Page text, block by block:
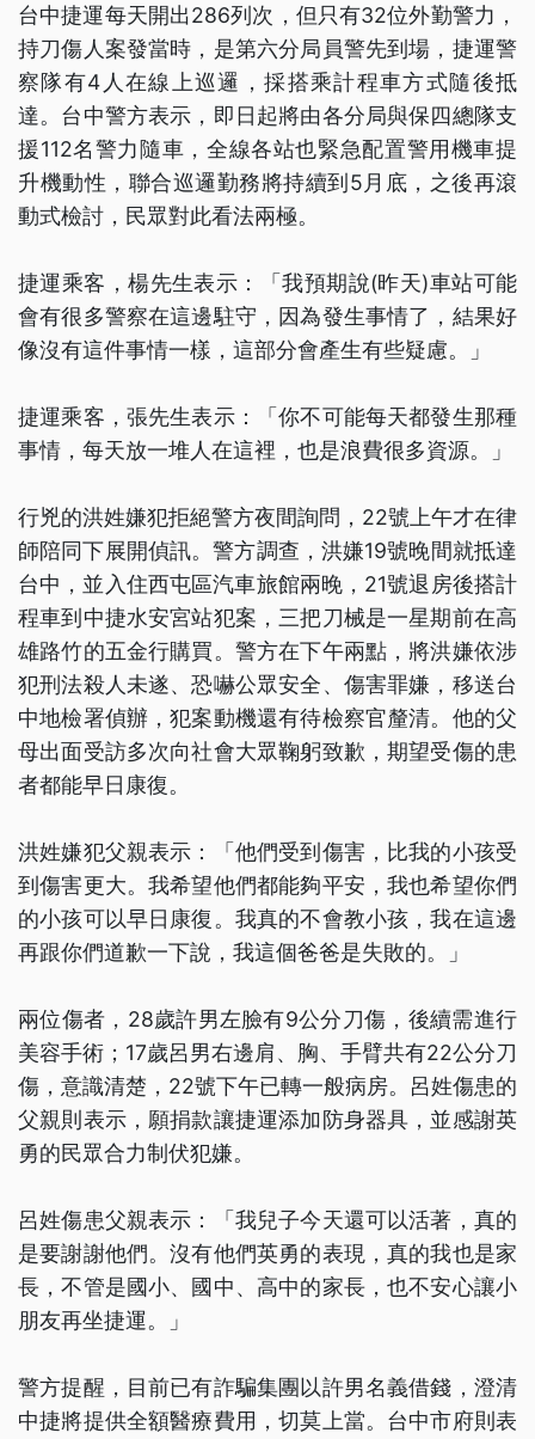
台中捷運每天開出286列次，但只有32位外勤警力，
持刀傷人案發當時，是第六分局員警先到場，捷運警
察隊有4人在線上巡邏，採搭乘計程車方式隨後抵
達。台中警方表示，即日起將由各分局與保四總隊支
援112名警力隨車，全線各站也緊急配置警用機車提
升機動性，聯合巡邏勤務將持續到5月底，之後再滾
動式檢討，民眾對此看法兩極。
捷運乘客，楊先生表示：「我預期說(昨天)車站可能
會有很多警察在這邊駐守，因為發生事情了，結果好
像沒有這件事情一樣，這部分會產生有些疑慮。」
捷運乘客，張先生表示：「你不可能每天都發生那種
事情，每天放一堆人在這裡，也是浪費很多資源。」
行兇的洪姓嫌犯拒絕警方夜間詢問，22號上午才在律
師陪同下展開偵訊。警方調查，洪嫌19號晚間就抵達
台中，並入住西屯區汽車旅館兩晚，21號退房後搭計
程車到中捷水安宮站犯案，三把刀械是一星期前在高
雄路竹的五金行購買。警方在下午兩點，將洪嫌依涉
犯刑法殺人未遂、恐嚇公眾安全、傷害罪嫌，移送台
中地檢署偵辦，犯案動機還有待檢察官釐清。他的父
母出面受訪多次向社會大眾鞠躬致歉，期望受傷的患
者都能早日康復。
洪姓嫌犯父親表示：「他們受到傷害，比我的小孩受
到傷害更大。我希望他們都能夠平安，我也希望你們
的小孩可以早日康復。我真的不會教小孩，我在這邊
再跟你們道歉一下說，我這個爸爸是失敗的。」
兩位傷者，28歲許男左臉有9公分刀傷，後續需進行
美容手術；17歲呂男右邊肩、胸、手臂共有22公分刀
傷，意識清楚，22號下午已轉一般病房。呂姓傷患的
父親則表示，願捐款讓捷運添加防身器具，並感謝英
勇的民眾合力制伏犯嫌。
呂姓傷患父親表示：「我兒子今天還可以活著，真的
是要謝謝他們。沒有他們英勇的表現，真的我也是家
長，不管是國小、國中、高中的家長，也不安心讓小
朋友再坐捷運。」
警方提醒，目前已有詐騙集團以許男名義借錢，澄清
中捷將提供全額醫療費用，切莫上當。台中市府則表